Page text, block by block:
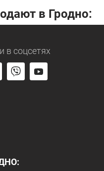
в Гродно:
в соцсетях